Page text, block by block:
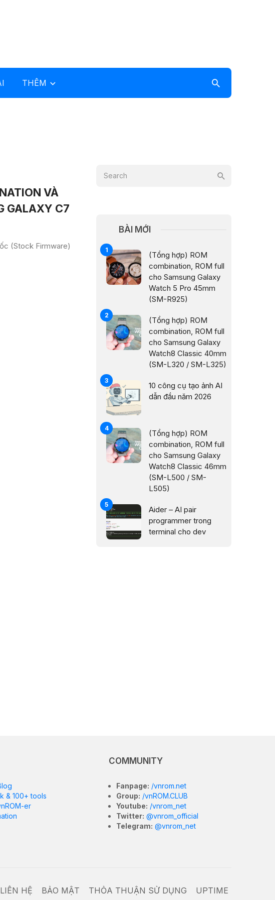
THÊM
VÀ
GALAXY C7
(Stock Firmware)
BÀI MỚI
(Tổng hợp) ROM
combination, ROM full
cho Samsung Galaxy
Watch 5 Pro 45mm
(SM-R925)
(Tổng hợp) ROM
combination, ROM full
cho Samsung Galaxy
Watch8 Classic 40mm
(SM-L320 / SM-L325)
10 công cụ tạo ảnh AI
dẫn đầu năm 2026
(Tổng hợp) ROM
combination, ROM full
cho Samsung Galaxy
Watch8 Classic 46mm
(SM-L500 / SM-
L505)
Aider – AI pair
programmer trong
terminal cho dev
& 100+ tools
er
COMMUNITY
Fanpage: /vnrom.net
Group: /vnROM.CLUB
Youtube: /vnrom_net
Twitter: @vnrom_official
Telegram: @vnrom_net
LIÊN HỆ BẢO MẬT THỎA THUẬN SỬ DỤNG UPTIME